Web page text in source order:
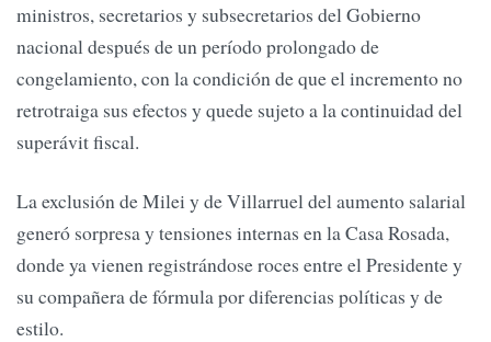
ministros, secretarios y subsecretarios del Gobierno
nacional después de un período prolongado de
congelamiento, con la condición de que el incremento no
retrotraiga sus efectos y quede sujeto a la continuidad del
superávit fiscal.
La exclusión de Milei y de Villarruel del aumento salarial
generó sorpresa y tensiones internas en la Casa Rosada,
donde ya vienen registrándose roces entre el Presidente y
su compañera de fórmula por diferencias políticas y de
estilo.